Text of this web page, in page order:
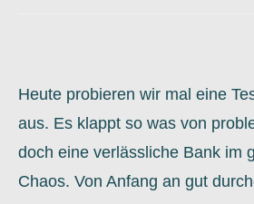
Heute probieren wir mal eine
aus. Es klappt so was von
doch eine verlässliche Bank im
Chaos. Von Anfang an gut